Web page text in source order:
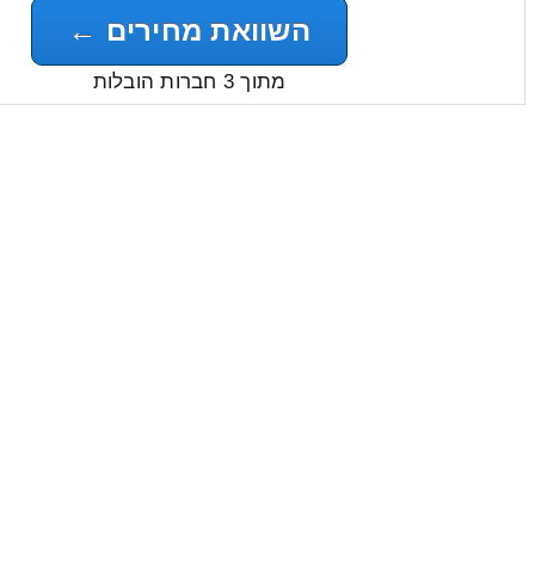
השוואת מחירים ←
מתוך 3 חברות הובלות